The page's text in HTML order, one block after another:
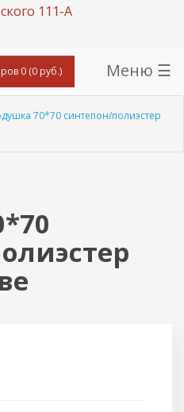
111-А
0 (0 руб.) Меню ☰
70*70 синтепон/полиэстер